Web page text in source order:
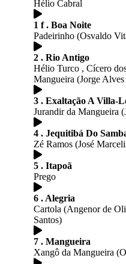
Hélio Cabral
1 f . Boa Noite
Padeirinho (Osvaldo
2 . Rio Antigo
Hélio Turco , Cícero
Mangueira (Jorge
3 . Exaltação A Villa-
Jurandir da Mangueira
4 . Jequitibá Do
Zé Ramos (José
5 . Itapoã
Prego
6 . Alegria
Cartola (Angenor de
Santos)
7 . Mangueira
Xangô da Mangueira